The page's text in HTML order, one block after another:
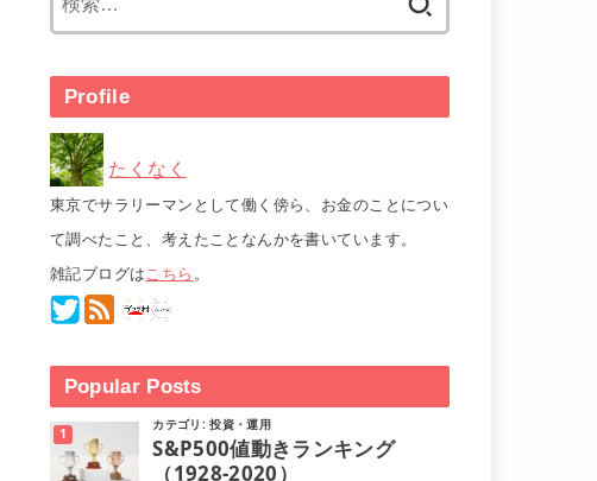
索:
Profile
たくなく
東京でサラリーマンとして働く傍ら、お金のことについ
て調べたこと、考えたことなんかを書いています。
雑記ブログはこちら 。
Popular Posts
カテゴリ:投資・運用
S&P500値動きランキング
（1928-2020）